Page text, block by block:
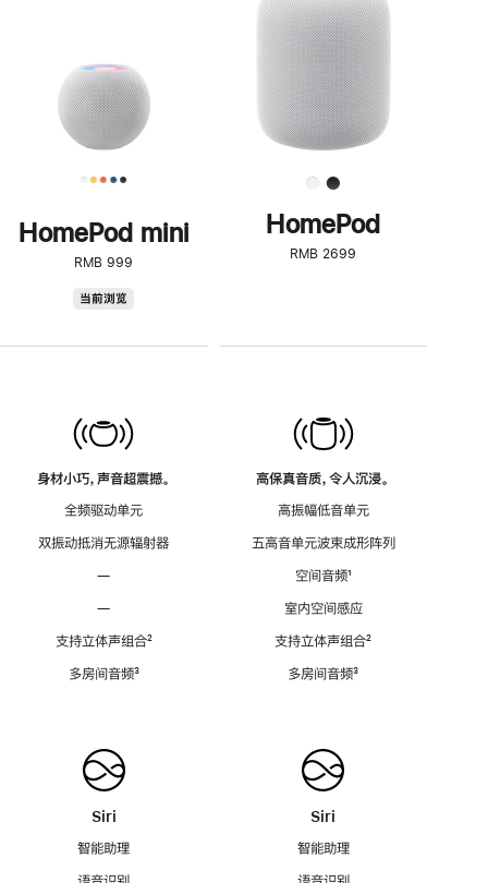
HomePod mini
RMB 999
当前浏览
身材小巧，声音超震撼。
全频驱动单元
双振动抵消无源辐射器
—
—
支持立体声组合脚
²
多房间音频脚
³
Siri
智能助理
了
解
HomePod<
HomePod
RMB 2699
高保真音质，令人沉浸。
高振幅低音单元
五高音单元波束成形阵列
空间音频脚
¹
室内空间感应
支持立体声组合脚
²
多房间音频脚
³
Siri
智能助理